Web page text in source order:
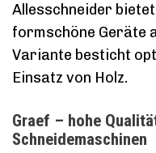
Allesschneider
formschöne Geräte
Variante besticht
Einsatz von Holz.
Graef – hohe
Schneidemaschinen